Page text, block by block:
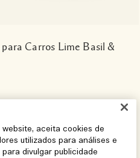
Carros Lime Basil &
me
aceita cookies de
utilizados para análises e
divulgar publicidade